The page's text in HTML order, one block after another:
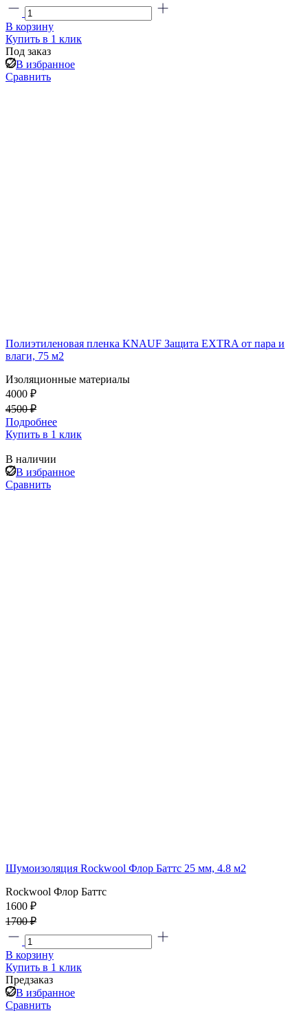
В корзину
Купить в 1 клик
Под заказ
В избранное
Сравнить
Полиэтиленовая пленка KNAUF Защита EXTRA от пара и
влаги, 75 м2
Изоляционные материалы
4000 ₽
4500 ₽
Подробнее
Купить в 1 клик
В наличии
В избранное
Сравнить
Шумоизоляция Rockwool Флор Баттс 25 мм, 4.8 м2
Rockwool Флор Баттс
1600 ₽
1700 ₽
В корзину
Купить в 1 клик
Предзаказ
В избранное
Сравнить